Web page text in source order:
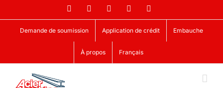
to
content
FacebookLinkedIn YouTube
Demande de soumission Application de crédit Embauche
À propos Français